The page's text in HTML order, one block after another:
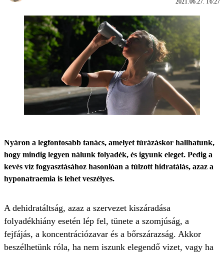
2021.06.27. 16:27
Nyáron a legfontosabb tanács, amelyet túrázáskor hallhatunk,
hogy mindig legyen nálunk folyadék, és igyunk eleget. Pedig a
kevés víz fogyasztásához hasonlóan a túlzott hidratálás, azaz a
hyponatraemia is lehet veszélyes.
A dehidratáltság, azaz a szervezet kiszáradása
folyadékhiány esetén lép fel, tünete a szomjúság, a
fejfájás, a koncentrációzavar és a bőrszárazság. Akkor
beszélhetünk róla, ha nem iszunk elegendő vizet, vagy ha